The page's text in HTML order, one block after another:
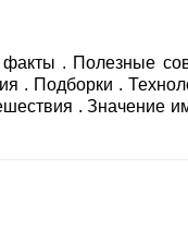
. Полезные
. Подборки .
. Значение